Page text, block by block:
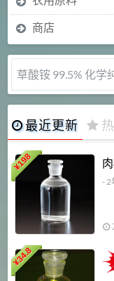
商店
草酸铵 99.5% 化学
最近更新
¥
198
- 2
¥
34.8